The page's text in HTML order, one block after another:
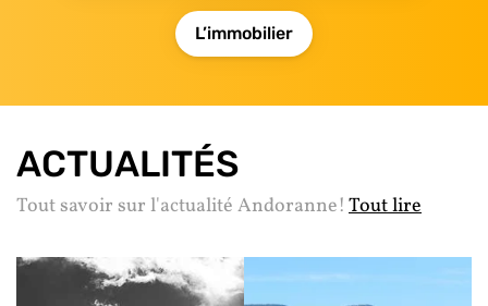
L’immobilier
ACTUALITÉS
Tout savoir sur l'actualité Andoranne! Tout lire